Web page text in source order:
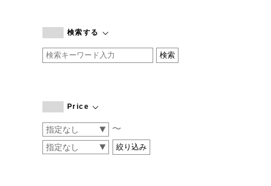
by basics
CATWORTH
COGTHEBIGSMOKE
CONVERSE
DEAN & DELUCA
検索する
Price
〜